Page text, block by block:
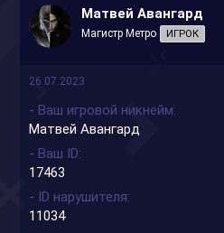
р
т
е
н
а
ч
Матвей Авангард
Магистр Метро ИГРОК
26.07.2023
- Ваш игровой никнейм
Матвей Авангард
- Ваш ID
17463
- ID нарушителя
11034